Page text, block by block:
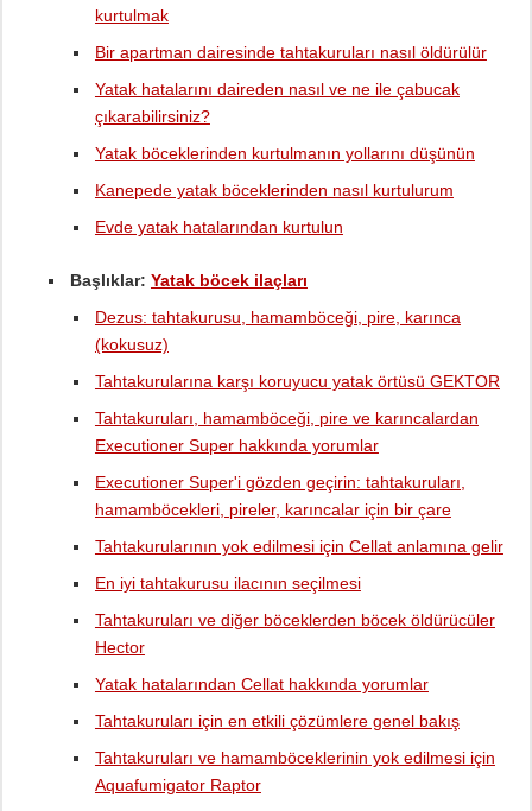
kurtulmak
Bir apartman dairesinde tahtakuruları nasıl öldürülür
Yatak hatalarını daireden nasıl ve ne ile çabucak
çıkarabilirsiniz?
Yatak böceklerinden kurtulmanın yollarını düşünün
Kanepede yatak böceklerinden nasıl kurtulurum
Evde yatak hatalarından kurtulun
Başlıklar: Yatak böcek ilaçları
Dezus: tahtakurusu, hamamböceği, pire, karınca
(kokusuz)
Tahtakurularına karşı koruyucu yatak örtüsü GEKTOR
Tahtakuruları, hamamböceği, pire ve karıncalardan
Executioner Super hakkında yorumlar
Executioner Super'i gözden geçirin: tahtakuruları,
hamamböcekleri, pireler, karıncalar için bir çare
Tahtakurularının yok edilmesi için Cellat anlamına gelir
En iyi tahtakurusu ilacının seçilmesi
Tahtakuruları ve diğer böceklerden böcek öldürücüler
Hector
Yatak hatalarından Cellat hakkında yorumlar
Tahtakuruları için en etkili çözümlere genel bakış
Tahtakuruları ve hamamböceklerinin yok edilmesi için
Aquafumigator Raptor